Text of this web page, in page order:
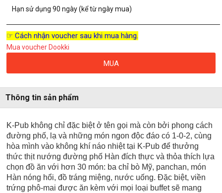
Hạn sử dụng90 ngày (kể từ ngày mua)
☞ Cách nhận voucher sau khi mua hàng.
Mua voucher Dookki
MUA
Thông tin sản phẩm
K-Pub không chỉ đặc biệt ở tên gọi mà còn bởi phong cách
đường phố, lạ và những món ngon độc đáo có 1-0-2, cùng
hòa mình vào không khí náo nhiệt tại K-Pub để thưởng
thức thịt nướng đường phố Hàn đích thực và thỏa thích lựa
chọn đồ ăn với hơn 30 món: ba chỉ bò Mỹ, panchan, món
Hàn nóng hổi, đồ tráng miệng, nước uống. Đặc biệt, viền
trứng phô-mai được ăn kèm với mọi loại buffet sẽ mang